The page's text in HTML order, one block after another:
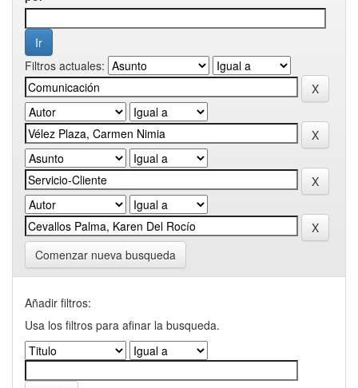
Filtros actuales:
Comenzar nueva busqueda
Añadir filtros:
Usa los filtros para afinar la busqueda.